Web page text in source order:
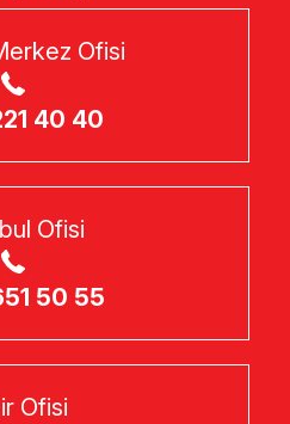
Ofisi
40 40
Ofisi
50 55
Ofisi